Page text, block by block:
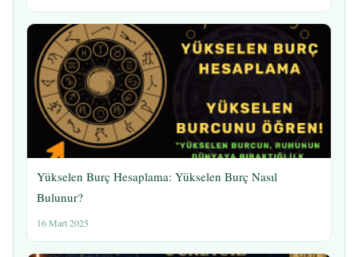
Yükselen Burç Hesaplama: Yükselen Burç Nasıl
Bulunur?
16 Mart 2025